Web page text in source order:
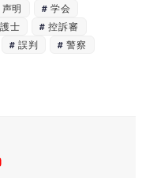
声明
学会
士
控訴審
誤判
警察